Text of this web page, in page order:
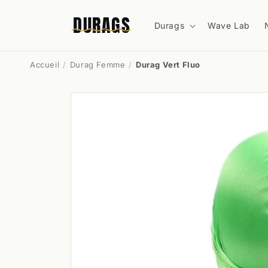
DURAGS Durags Wave Lab
Accueil Durag Femme Durag Vert Fluo
Passer aux